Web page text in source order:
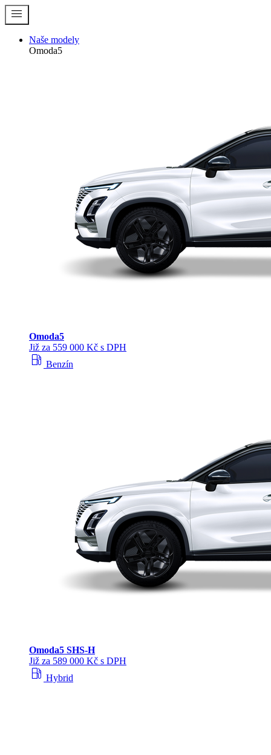
menu
Naše modely
Omoda5
Omoda5
Již za 559 000 Kč s DPH
local_gas_station Benzín
Omoda5 SHS‑H
Již za 589 000 Kč s DPH
local_gas_station Hybrid